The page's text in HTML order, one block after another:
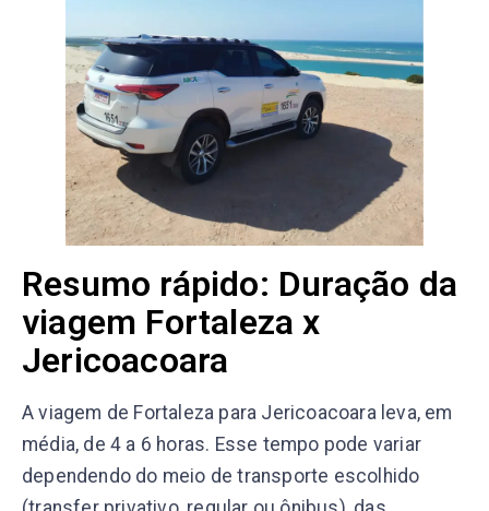
Resumo rápido: Duração da
viagem Fortaleza x
Jericoacoara
A viagem de Fortaleza para Jericoacoara leva, em
média, de 4 a 6 horas. Esse tempo pode variar
dependendo do meio de transporte escolhido